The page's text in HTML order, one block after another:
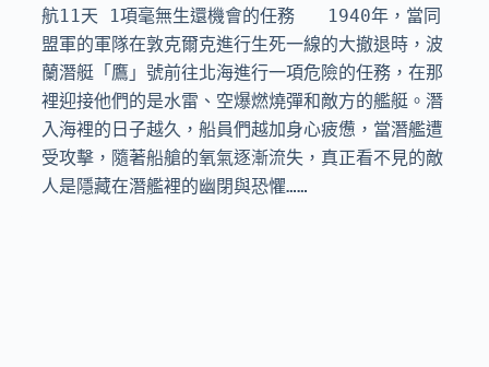
航11天 1項毫無生還機會的任務   1940年，當同
盟軍的軍隊在敦克爾克進行生死一線的大撤退時，波
蘭潛艇「鷹」號前往北海進行一項危險的任務，在那
裡迎接他們的是水雷、空爆燃燒彈和敵方的艦艇。潛
入海裡的日子越久，船員們越加身心疲憊，當潛艦遭
受攻擊，隨著船艙的氧氣逐漸流失，真正看不見的敵
人是隱藏在潛艦裡的幽閉與恐懼……